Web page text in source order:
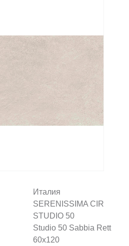
internet@kdv.ru
звонок
Италия
SERENISSIMA CIR
STUDIO 50
Studio 50 Sabbia Rett
60х120